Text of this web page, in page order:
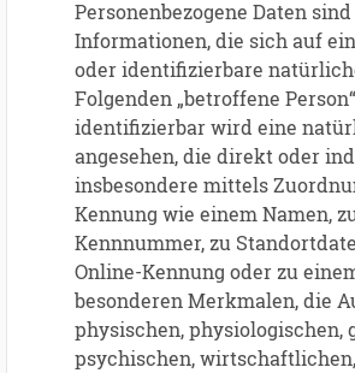
Personenbezogene Daten
Informationen, die sich auf
oder identifizierbare
Folgenden „betroffene
identifizierbar wird eine
angesehen, die direkt oder
insbesondere mittels
Kennung wie einem Namen,
Kennnummer, zu
Online-Kennung oder zu
besonderen Merkmalen, die
physischen, physiologischen,
psychischen,